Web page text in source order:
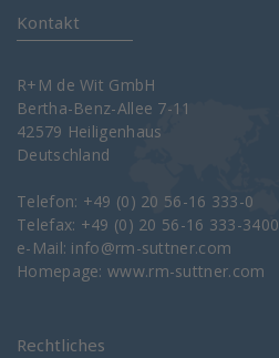
Kontakt
R+M de Wit GmbH
Bertha-Benz-Allee 7-11
42579 Heiligenhaus
Deutschland
Telefon: +49 (0) 20 56-16 333-0
Telefax: +49 (0) 20 56-16 333-3400
e-Mail: info@rm-suttner.com
Homepage:www.rm-suttner.com
Rechtliches